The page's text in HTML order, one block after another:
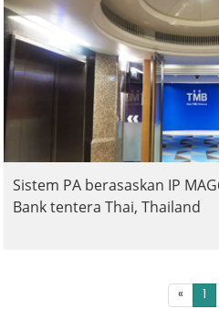
Sistem PA berasaskan IP
Bank tentera Thai, Thailand
« 1